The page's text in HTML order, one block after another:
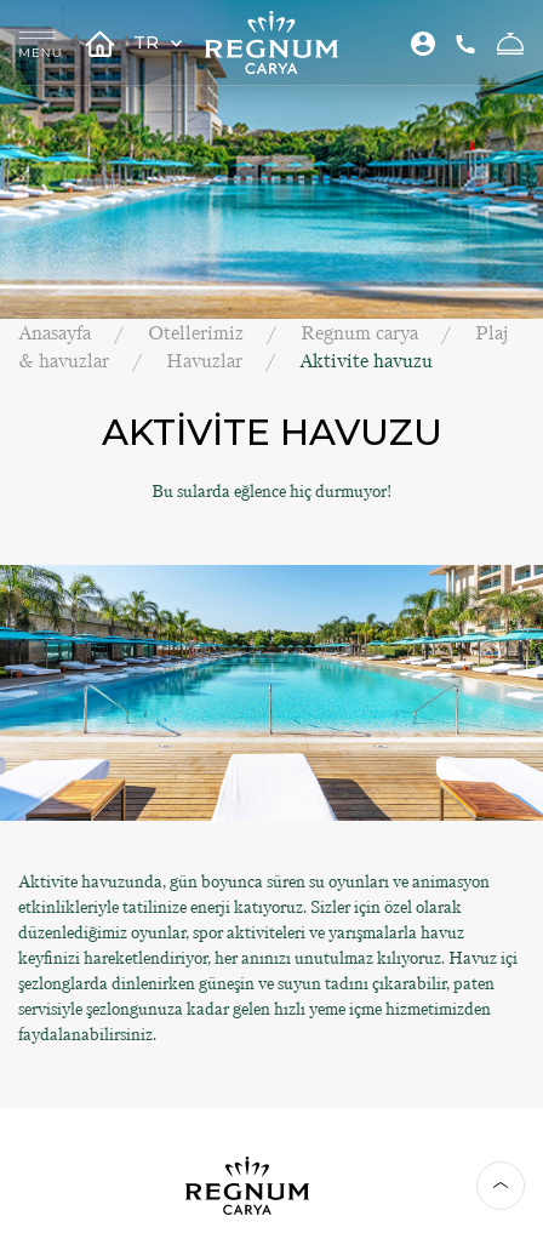
TR
Anasayfa Otellerimiz Regnum carya
Plaj
& havuzlar
Havuzlar Aktivite havuzu
AKTİVİTE HAVUZU
Bu sularda eğlence hiç durmuyor!
Aktivite havuzunda, gün boyunca süren su oyunları ve animasyon
etkinlikleriyle tatilinize enerji katıyoruz. Sizler için özel olarak
düzenlediğimiz oyunlar, spor aktiviteleri ve yarışmalarla havuz
keyfinizi hareketlendiriyor, her anınızı unutulmaz kılıyoruz. Havuz içi
şezlonglarda dinlenirken güneşin ve suyun tadını çıkarabilir, paten
servisiyle şezlongunuza kadar gelen hızlı yeme içme hizmetimizden
faydalanabilirsiniz.